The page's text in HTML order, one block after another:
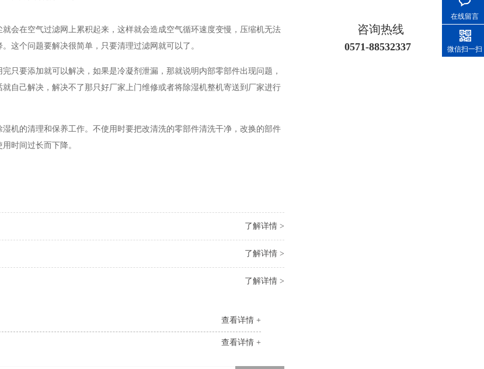
会在空气过滤网上累积起来，这样就会造成空气循环速度变慢，压缩机无法
这个问题要解决很简单，只要清理过滤网就可以了。
只要添加就可以解决，如果是冷凝剂泄漏，那就说明内部零部件出现问题，
自己解决，解决不了那只好厂家上门维修或者将除湿机整机寄送到厂家进行
机的清理和保养工作。不使用时要把改清洗的零部件清洗干净，改换的部件
时间过长而下降。
了解详情 >
了解详情 >
了解详情 >
查看详情 +
查看详情 +
咨询热线
0571-88532337
在线留言
微信扫一扫